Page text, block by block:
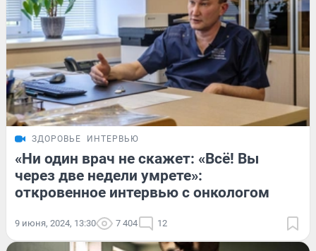
ЗДОРОВЬЕ ИНТЕРВЬЮ
«Ни один врач не скажет: «Всё! Вы
через две недели умрете»:
откровенное интервью с онкологом
9 июня, 2024, 13:30 7 404 12